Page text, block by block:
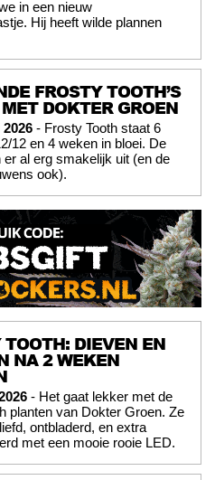
in een nieuw
Hij heeft wilde plannen
FROSTY TOOTH’S
DOKTER GROEN
- Frosty Tooth staat 6
12 en 4 weken in bloei. De
er al erg smakelijk uit (en de
ook).
TOOTH: DIEVEN EN
NA 2 WEKEN
- Het gaat lekker met de
planten van Dokter Groen. Ze
ontbladerd, en extra
met een mooie rooie LED.